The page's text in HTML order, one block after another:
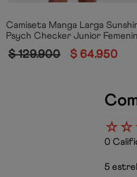
Camiseta Manga Larga
Psych Checker Junior
$ 129.900 $ 64.950
☆☆
0
5